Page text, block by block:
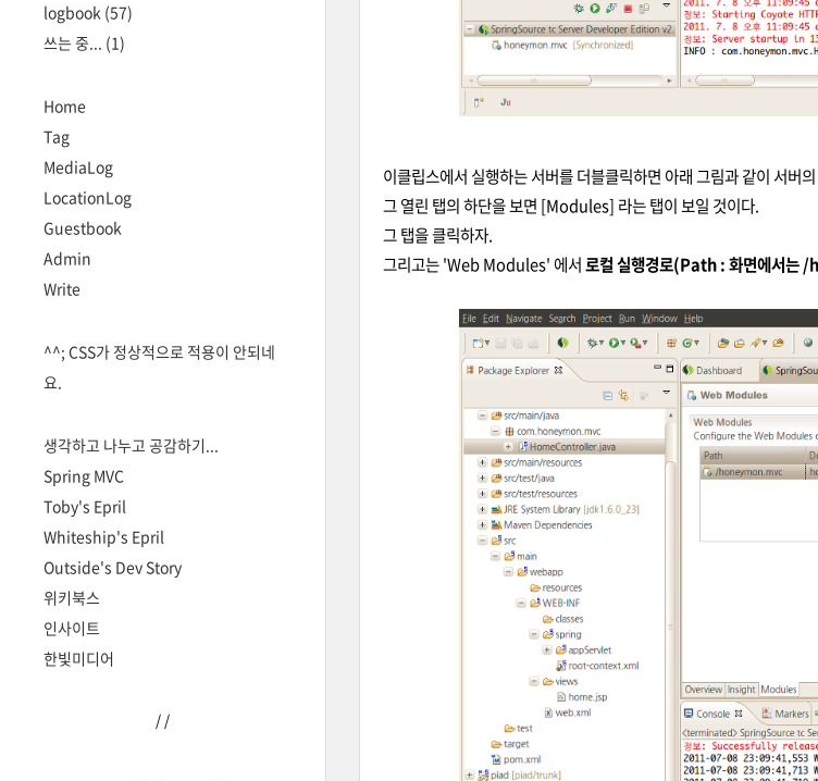
logbook (57)
쓰는 중... (1)
Home
Tag
MediaLog
LocationLog
Guestbook
Admin
Write
^^; CSS가 정상적으로 적용이 안되네
요.
생각하고 나누고 공감하기...
Spring MVC
Toby's Epril
Whiteship's Epril
Outside's Dev Story
위키북스
인사이트
한빛미디어
/ /
이클립스에서 실행하는 서버를 더블클릭하면 아래 그림과 같이 서버
그 열린 탭의 하단을 보면 [Modules] 라는 탭이 보일 것이다.
그 탭을 클릭하자.
그리고는 'Web Modules' 에서로컬 실행경로(Path : 화면에서